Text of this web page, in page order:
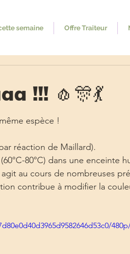
semaine Offre Traiteur
!!! 🧄🎊💃
espèce !
réaction de Maillard).
80°C) dans une enceinte
au cours de nombreuses
contribue à modifier la